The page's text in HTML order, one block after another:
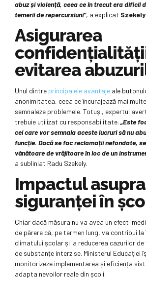
abuz și violență, ceea ce în trecut era dificil
temerii de repercursiuni”, a explicat Szekely
Asigurarea
evitarea
Unul dintre principalele avantaje ale
anonimitatea, ceea ce încurajează mai
semnaleze problemele. Totuși, expertul
trebuie utilizat cu responsabilitate. „Este
cei care vor semnala aceste lucruri să nu
funcție. Dacă se fac reclamații nefondate,
vânătoare de vrăjitoare în loc de un
a subliniat Radu Szekely.
Impactul asupra
siguranței în
Chiar dacă măsura nu va avea un efect
de părere că, pe termen lung, va contribui
climatului școlar și la reducerea cazurilor de
de substanțe interzise. Ministerul Educației
monitorizeze implementarea și eficiența
adapta nevoilor reale din școli.